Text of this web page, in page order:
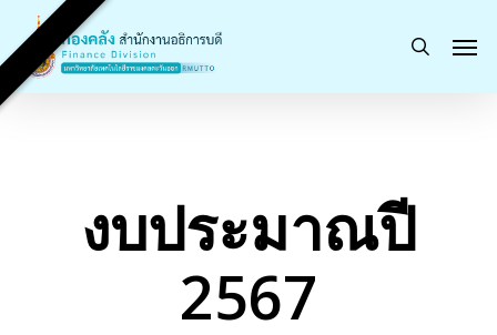
main
content
search
งบประมาณปี
2567